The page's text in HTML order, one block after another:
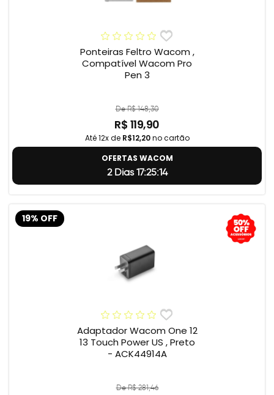
Ponteiras Feltro Wacom ,
Compatível Wacom Pro
Pen 3
De R$ 148,30
R$ 119,90
Até 12x de R$12,20no cartão
OFERTAS WACOM
2 Dias 17:25:13
19% OFF
Adaptador Wacom One 12
13 Touch Power US , Preto
- ACK44914A
De R$ 281,46